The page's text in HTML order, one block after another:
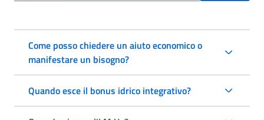
Come posso chiedere un aiuto economico o
manifestare un bisogno?
Quando esce il bonus idrico integrativo?